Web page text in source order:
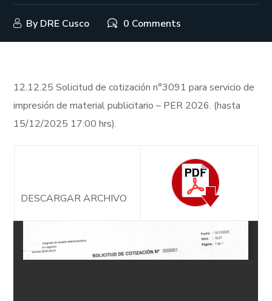
By DRE Cusco 0 Comments
12.12.25 Solicitud de cotización n°3091 para servicio de
impresión de material publicitario – PER 2026. (hasta
15/12/2025 17:00 hrs).
DESCARGAR ARCHIVO